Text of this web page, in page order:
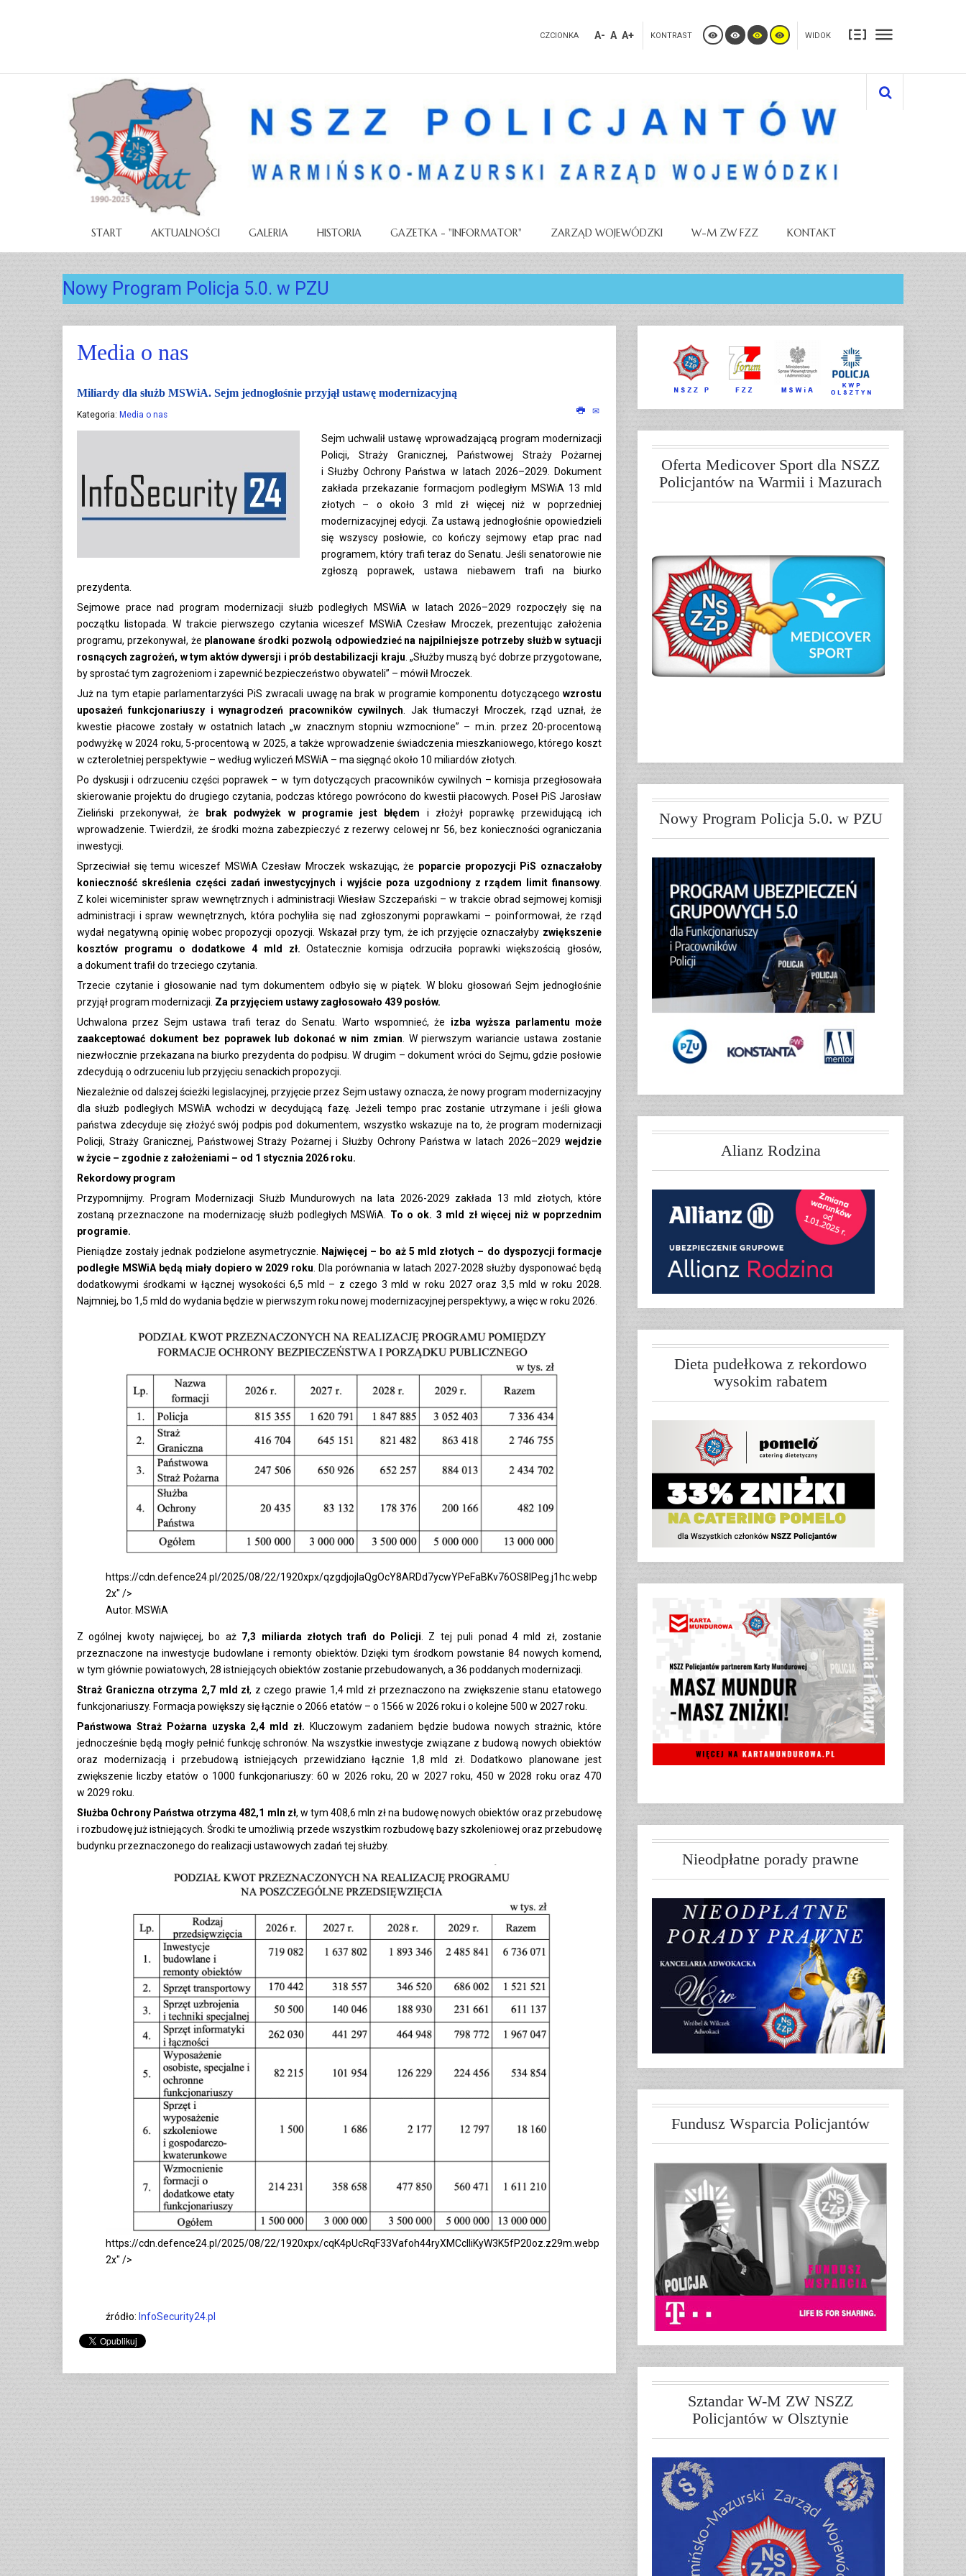
CZCIONKA A- A A+ KONTRAST WIDOK
START AKTUALNOŚCI GALERIA HISTORIA GAZETKA - "INFORMATOR" ZARZĄD WOJEWÓDZKI W-M ZW FZZ KONTAKT
Nowy Program Policja 5.0. w PZU
Media o nas
Miliardy dla służb MSWiA. Sejm jednogłośnie przyjął ustawę modernizacyjną
Kategoria: Media o nas
Sejm uchwalił ustawę wprowadzającą program modernizacji
Policji, Straży Granicznej, Państwowej Straży Pożarnej
i Służby Ochrony Państwa w latach 2026–2029. Dokument
zakłada przekazanie formacjom podległym MSWiA 13 mld
złotych – o około 3 mld zł więcej niż w poprzedniej
modernizacyjnej edycji. Za ustawą jednogłośnie opowiedzieli
się wszyscy posłowie, co kończy sejmowy etap prac nad
programem, który trafi teraz do Senatu. Jeśli senatorowie nie
zgłoszą poprawek, ustawa niebawem trafi na biurko
prezydenta.
Sejmowe prace nad program modernizacji służb podległych MSWiA w latach 2026–2029 rozpoczęły się na
początku listopada. W trakcie pierwszego czytania wiceszef MSWiA Czesław Mroczek, prezentując założenia
programu, przekonywał, że planowane środki pozwolą odpowiedzieć na najpilniejsze potrzeby służb w sytuacji
rosnących zagrożeń, w tym aktów dywersji i prób destabilizacji kraju . „Służby muszą być dobrze przygotowane,
by sprostać tym zagrożeniom i zapewnić bezpieczeństwo obywateli” – mówił Mroczek.
Już na tym etapie parlamentarzyści PiS zwracali uwagę na brak w programie komponentu dotyczącego wzrostu
uposażeń funkcjonariuszy i wynagrodzeń pracowników cywilnych . Jak tłumaczył Mroczek, rząd uznał, że
kwestie płacowe zostały w ostatnich latach „w znacznym stopniu wzmocnione” – m.in. przez 20-procentową
podwyżkę w 2024 roku, 5-procentową w 2025, a także wprowadzenie świadczenia mieszkaniowego, którego koszt
w czteroletniej perspektywie – według wyliczeń MSWiA – ma sięgnąć około 10 miliardów złotych.
Po dyskusji i odrzuceniu części poprawek – w tym dotyczących pracowników cywilnych – komisja przegłosowała
skierowanie projektu do drugiego czytania, podczas którego powrócono do kwestii płacowych. Poseł PiS Jarosław
Zieliński przekonywał, że brak podwyżek w programie jest błędem i złożył poprawkę przewidującą ich
wprowadzenie. Twierdził, że środki można zabezpieczyć z rezerwy celowej nr 56, bez konieczności ograniczania
inwestycji.
Sprzeciwiał się temu wiceszef MSWiA Czesław Mroczek wskazując, że poparcie propozycji PiS oznaczałoby
konieczność skreślenia części zadań inwestycyjnych i wyjście poza uzgodniony z rządem limit finansowy
Z kolei wiceminister spraw wewnętrznych i administracji Wiesław Szczepański – w trakcie obrad sejmowej komisji
administracji i spraw wewnętrznych, która pochyliła się nad zgłoszonymi poprawkami – poinformował, że rząd
wydał negatywną opinię wobec propozycji opozycji. Wskazał przy tym, że ich przyjęcie oznaczałyby zwiększenie
kosztów programu o dodatkowe 4 mld zł. Ostatecznie komisja odrzuciła poprawki większością głosów,
a dokument trafił do trzeciego czytania.
Trzecie czytanie i głosowanie nad tym dokumentem odbyło się w piątek. W bloku głosowań Sejm jednogłośnie
przyjął program modernizacji. Za przyjęciem ustawy zagłosowało 439 posłów.
Uchwalona przez Sejm ustawa trafi teraz do Senatu. Warto wspomnieć, że izba wyższa parlamentu może
zaakceptować dokument bez poprawek lub dokonać w nim zmian . W pierwszym wariancie ustawa zostanie
niezwłocznie przekazana na biurko prezydenta do podpisu. W drugim – dokument wróci do Sejmu, gdzie posłowie
zdecydują o odrzuceniu lub przyjęciu senackich propozycji.
Niezależnie od dalszej ścieżki legislacyjnej, przyjęcie przez Sejm ustawy oznacza, że nowy program modernizacyjny
dla służb podległych MSWiA wchodzi w decydującą fazę. Jeżeli tempo prac zostanie utrzymane i jeśli głowa
państwa zdecyduje się złożyć swój podpis pod dokumentem, wszystko wskazuje na to, że program modernizacji
Policji, Straży Granicznej, Państwowej Straży Pożarnej i Służby Ochrony Państwa w latach 2026–2029 wejdzie
w życie – zgodnie z założeniami – od 1 stycznia 2026 roku.
Rekordowy program
Przypomnijmy. Program Modernizacji Służb Mundurowych na lata 2026-2029 zakłada 13 mld złotych, które
zostaną przeznaczone na modernizację służb podległych MSWiA. To o ok. 3 mld zł więcej niż w poprzednim
programie.
Pieniądze zostały jednak podzielone asymetrycznie. Najwięcej – bo aż 5 mld złotych – do dyspozycji formacje
podległe MSWiA będą miały dopiero w 2029 roku . Dla porównania w latach 2027-2028 służby dysponować będą
dodatkowymi środkami w łącznej wysokości 6,5 mld – z czego 3 mld w roku 2027 oraz 3,5 mld w roku 2028.
Najmniej, bo 1,5 mld do wydania będzie w pierwszym roku nowej modernizacyjnej perspektywy, a więc w roku 2026.
https://cdn.defence24.pl/2025/08/22/1920xpx/qzgdjojIaQgOcY8ARDd7ycwYPeFaBKv76OS8lPeg.j1hc.webp
2x" />
Autor. MSWiA
Z ogólnej kwoty najwięcej, bo aż 7,3 miliarda złotych trafi do Policji . Z tej puli ponad 4 mld zł, zostanie
przeznaczone na inwestycje budowlane i remonty obiektów. Dzięki tym środkom powstanie 84 nowych komend,
w tym głównie powiatowych, 28 istniejących obiektów zostanie przebudowanych, a 36 poddanych modernizacji.
Straż Graniczna otrzyma 2,7 mld zł, z czego prawie 1,4 mld zł przeznaczono na zwiększenie stanu etatowego
funkcjonariuszy. Formacja powiększy się łącznie o 2066 etatów – o 1566 w 2026 roku i o kolejne 500 w 2027 roku.
Państwowa Straż Pożarna uzyska 2,4 mld zł. Kluczowym zadaniem będzie budowa nowych strażnic, które
jednocześnie będą mogły pełnić funkcję schronów. Na wszystkie inwestycje związane z budową nowych obiektów
oraz modernizacją i przebudową istniejących przewidziano łącznie 1,8 mld zł. Dodatkowo planowane jest
zwiększenie liczby etatów o 1000 funkcjonariuszy: 60 w 2026 roku, 20 w 2027 roku, 450 w 2028 roku oraz 470
w 2029 roku.
Służba Ochrony Państwa otrzyma 482,1 mln zł, w tym 408,6 mln zł na budowę nowych obiektów oraz przebudowę
i rozbudowę już istniejących. Środki te umożliwią przede wszystkim rozbudowę bazy szkoleniowej oraz przebudowę
budynku przeznaczonego do realizacji ustawowych zadań tej służby.
https://cdn.defence24.pl/2025/08/22/1920xpx/cqK4pUcRqF33Vafoh44ryXMCclIiKyW3K5fP20oz.z29m.webp
2x" />
źródło: InfoSecurity24.pl
Oferta Medicover Sport dla NSZZ
Policjantów na Warmii i Mazurach
Nowy Program Policja 5.0. w PZU
Alianz Rodzina
Dieta pudełkowa z rekordowo
wysokim rabatem
Nieodpłatne porady prawne
Fundusz Wsparcia Policjantów
Sztandar W-M ZW NSZZ
Policjantów w Olsztynie